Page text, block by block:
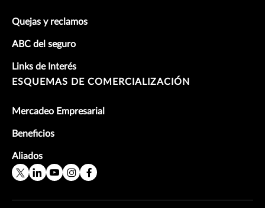
Quejas y reclamos
ABC del seguro
Links de Interés
ESQUEMAS DE COMERCIALIZACIÓN
Mercadeo Empresarial
Beneficios
Aliados